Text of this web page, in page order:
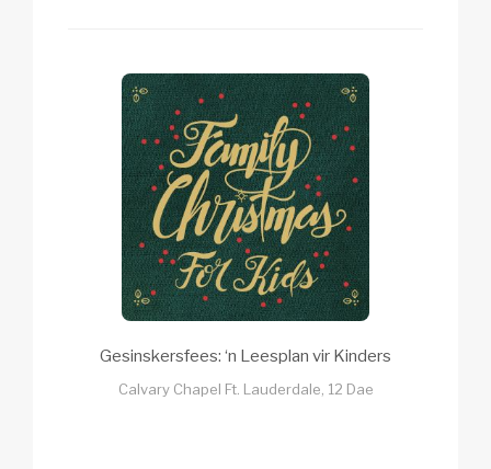
Gesinskersfees: ‘n Leesplan vir Kinders
Calvary Chapel Ft. Lauderdale, 12 Dae